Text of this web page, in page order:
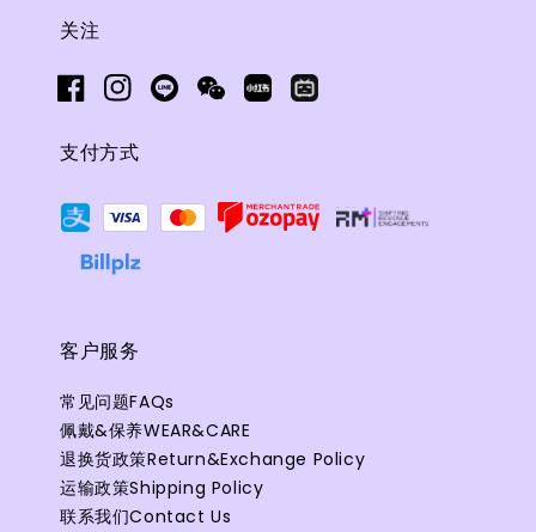
关注
支付方式
客户服务
常见问题FAQs
佩戴&保养WEAR&CARE
退换货政策Return&Exchange Policy
运输政策Shipping Policy
联系我们Contact Us